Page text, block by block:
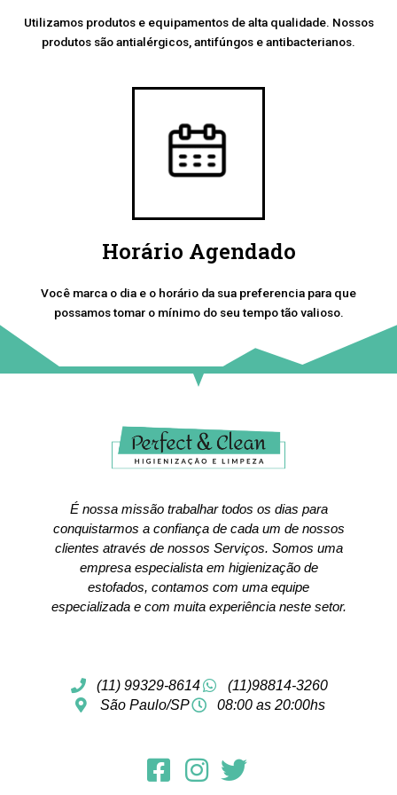
Utilizamos produtos e equipamentos de alta qualidade. Nossos
produtos são antialérgicos, antifúngos e antibacterianos.
Horário Agendado
Você marca o dia e o horário da sua preferencia para que
possamos tomar o mínimo do seu tempo tão valioso.
É nossa missão trabalhar todos os dias para
conquistarmos a confiança de cada um de nossos
clientes através de nossos Serviços. Somos uma
empresa especialista em higienização de
estofados, contamos com uma equipe
especializada e com muita experiência neste setor.
(11) 99329-8614
(11)98814-3260
São Paulo/SP
08:00 as 20:00hs